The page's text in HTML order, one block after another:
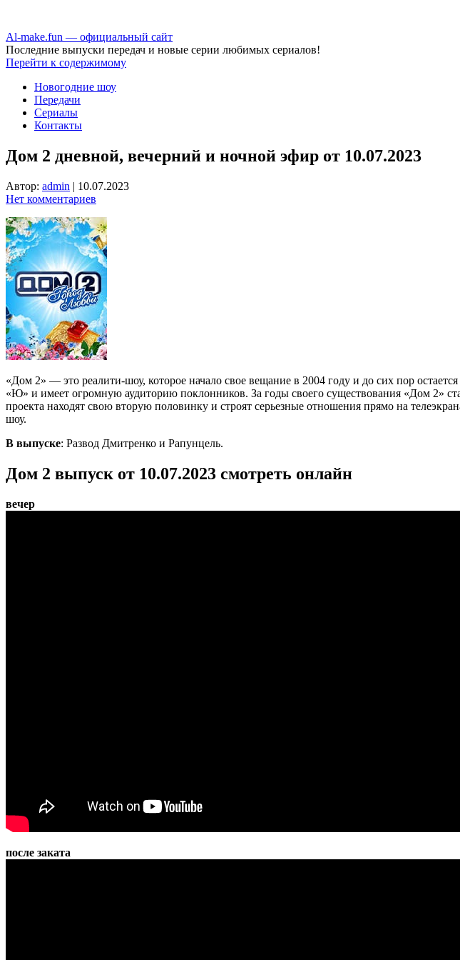
Аl-make.fun — официальный сайт
Последние выпуски передач и новые серии любимых сериалов!
Перейти к содержимому
Новогодние шоу
Передачи
Сериалы
Контакты
Дом 2 дневной, вечерний и ночной эфир от 10.07.2023
Автор: admin | 10.07.2023
Нет комментариев
«Дом 2» — это реалити-шоу, которое начало свое вещание в 2004 году и до сих пор
«Ю» и имеет огромную аудиторию поклонников. За годы своего существования «Дом 2»
проекта находят свою вторую половинку и строят серьезные отношения прямо на
шоу.
В выпуске: Развод Дмитренко и Рапунцель.
Дом 2 выпуск от 10.07.2023 смотреть онлайн
вечер
после заката